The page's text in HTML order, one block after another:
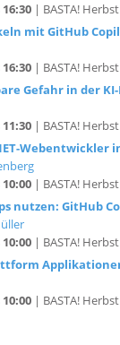
| BASTA!
mit GitHub
| BASTA!
Gefahr in der
| BASTA!
Webentwickler in
| BASTA!
nutzen: GitHub
| BASTA!
| BASTA!